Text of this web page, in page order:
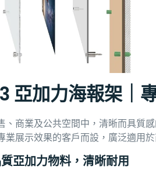
亞加力海報架｜
、商業及公共空間中，清晰而具質
業展示效果的客戶而設，廣泛適用
亞加力物料，清晰耐用